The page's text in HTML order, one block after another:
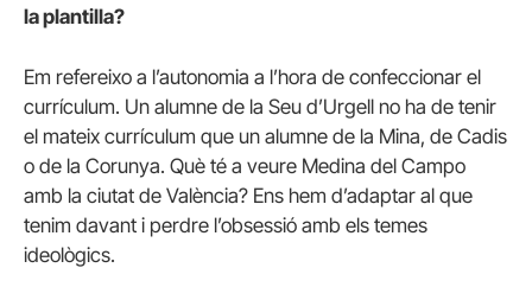
la plantilla?
Em refereixo a l’autonomia a l’hora de confeccionar el
currículum. Un alumne de la Seu d’Urgell no ha de tenir
el mateix currículum que un alumne de la Mina, de Cadis
o de la Corunya. Què té a veure Medina del Campo
amb la ciutat de València? Ens hem d’adaptar al que
tenim davant i perdre l’obsessió amb els temes
ideològics.